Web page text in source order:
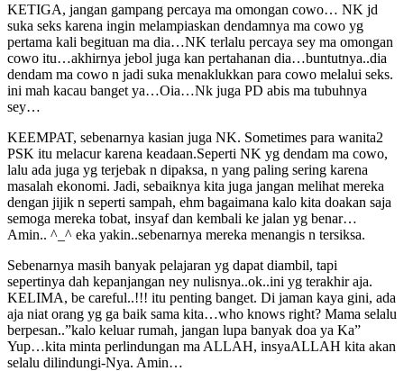
KETIGA, jangan gampang percaya ma omongan cowo… NK jd
suka seks karena ingin melampiaskan dendamnya ma cowo yg
pertama kali begituan ma dia…NK terlalu percaya sey ma omongan
cowo itu…akhirnya jebol juga kan pertahanan dia…buntutnya..dia
dendam ma cowo n jadi suka menaklukkan para cowo melalui seks.
ini mah kacau banget ya…Oia…Nk juga PD abis ma tubuhnya
sey…
KEEMPAT, sebenarnya kasian juga NK. Sometimes para wanita2
PSK itu melacur karena keadaan.Seperti NK yg dendam ma cowo,
lalu ada juga yg terjebak n dipaksa, n yang paling sering karena
masalah ekonomi. Jadi, sebaiknya kita juga jangan melihat mereka
dengan jijik n seperti sampah, ehm bagaimana kalo kita doakan saja
semoga mereka tobat, insyaf dan kembali ke jalan yg benar…
Amin.. ^_^ eka yakin..sebenarnya mereka menangis n tersiksa.
Sebenarnya masih banyak pelajaran yg dapat diambil, tapi
sepertinya dah kepanjangan ney nulisnya..ok..ini yg terakhir aja.
KELIMA, be careful..!!! itu penting banget. Di jaman kaya gini, ada
aja niat orang yg ga baik sama kita…who knows right? Mama selalu
berpesan..”kalo keluar rumah, jangan lupa banyak doa ya Ka”
Yup…kita minta perlindungan ma ALLAH, insyaALLAH kita akan
selalu dilindungi-Nya. Amin…